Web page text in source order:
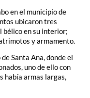
en el municipio de
ubicaron tres
bélico en su interior;
y armamento.
Santa Ana, donde el
uno de ello con
había armas largas,